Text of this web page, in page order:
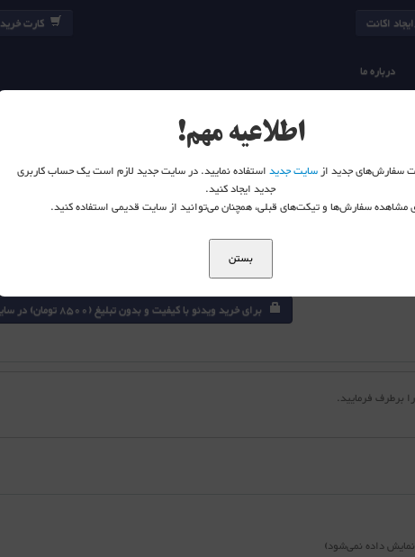
اکانت کارت خرید
درباره ما
CCNP Security SIMOS 300-209
برای خرید ویدئو با کیفیت و بدون تبلیغ (8500 تومان) در سایت لاگین نمائید
برطرف فرمایید.
داده نمی‌شود)
اطلاعیه مهم!
سفارش‌های جدید ازسایت جدیداستفاده نمایید. در سایت جدید لازم است یک حساب کاربری
جدید ایجاد کنید.
مشاهده سفارش‌ها و تیکت‌های قبلی، همچنان می‌توانید از سایت قدیمی استفاده کنید.
بستن